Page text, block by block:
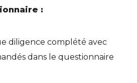
:
diligence complété avec
dans le questionnaire